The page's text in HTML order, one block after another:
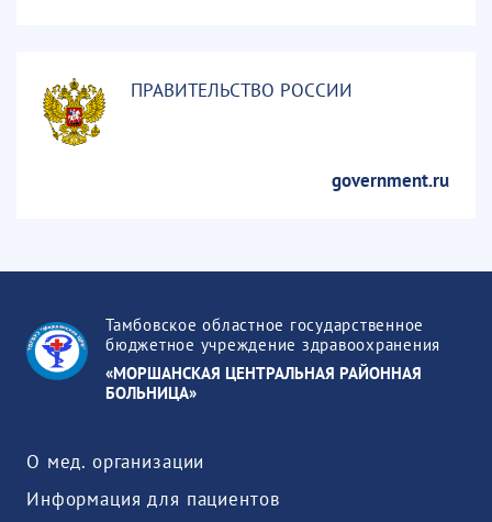
ПРАВИТЕЛЬСТВО РОССИИ
government.ru
Тамбовское областное государственное
бюджетное учреждение здравоохранения
«МОРШАНСКАЯ ЦЕНТРАЛЬНАЯ РАЙОННАЯ
БОЛЬНИЦА»
О мед. организации
Информация для пациентов